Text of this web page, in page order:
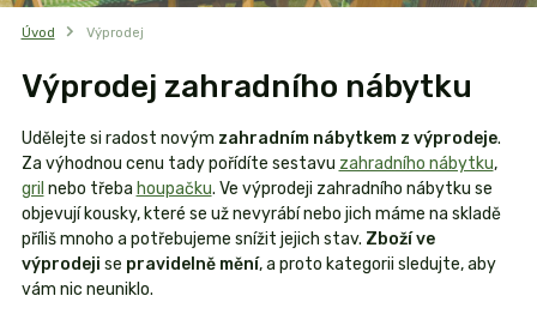
Úvod Výprodej
Výprodej zahradního nábytku
Udělejte si radost novým zahradním nábytkem z výprodeje.
Za výhodnou cenu tady pořídíte sestavu zahradního nábytku,
gril nebo třeba houpačku. Ve výprodeji zahradního nábytku se
objevují kousky, které se už nevyrábí nebo jich máme na skladě
příliš mnoho a potřebujeme snížit jejich stav. Zboží ve
výprodeji se pravidelně mění, a proto kategorii sledujte, aby
vám nic neuniklo.